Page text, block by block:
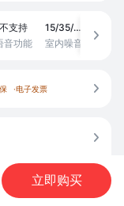

不支持
音功能
15/35/40
室内噪音

·电子发票 

立即购买